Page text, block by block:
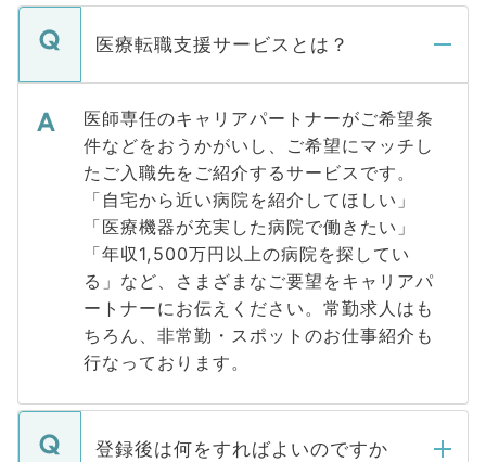
医療転職支援サービスとは？
医師専任のキャリアパートナーがご希望条
件などをおうかがいし、ご希望にマッチし
たご入職先をご紹介するサービスです。
「自宅から近い病院を紹介してほしい」
「医療機器が充実した病院で働きたい」
「年収1,500万円以上の病院を探してい
る」など、さまざまなご要望をキャリアパ
ートナーにお伝えください。常勤求人はも
ちろん、非常勤・スポットのお仕事紹介も
行なっております。
登録後は何をすればよいのですか